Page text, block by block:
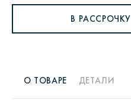
В РАССРОЧКУ
О ТОВАРЕ ДЕТАЛИ